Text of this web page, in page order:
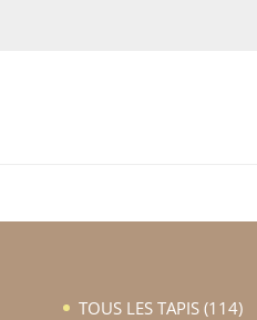
TOUS LES TAPIS 114114